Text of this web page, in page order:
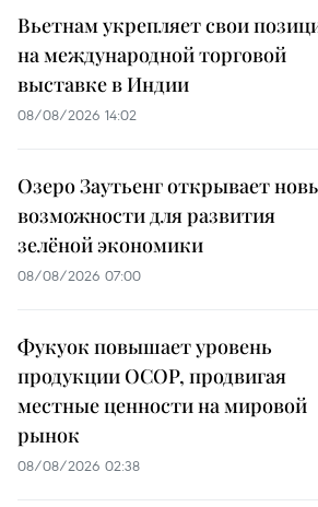
Вьетнам укрепляет свои
на международной торговой
выставке в Индии
08/08/2026 14:02
Озеро Заутьенг открывает
возможности для развития
зелёной экономики
08/08/2026 07:00
Фукуок повышает уровень
продукции OCOP, продвигая
местные ценности на мировой
рынок
08/08/2026 02:38